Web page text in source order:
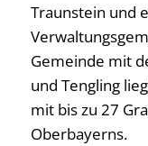
Traunstein und
Gemeinde mit
und Tengling
mit bis zu 27
Oberbayerns.